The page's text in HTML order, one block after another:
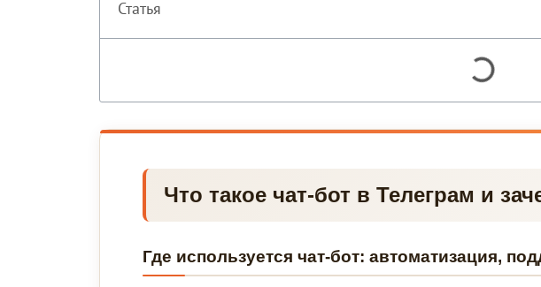
Статья
Что такое чат-бот в Телеграм и
Где используется чат-бот: автоматизация,